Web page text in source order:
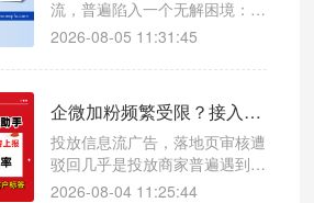
流，普遍陷入一个无解困境：广
告预算持续消耗、页面曝光点击
但完全说不清哪条计划精准获
流量不断，实则转化模糊、成本
失控、投放越跑越乱。
2026-08-05 11:31:45
企微加粉频繁受限？接入企微获客助手降低账号风控概率
投放信息流广告，落地页审核遭
驳回几乎是投放商家普遍遇到的
难题。很多人误以为是图片、文
2026-08-04 11:25:44